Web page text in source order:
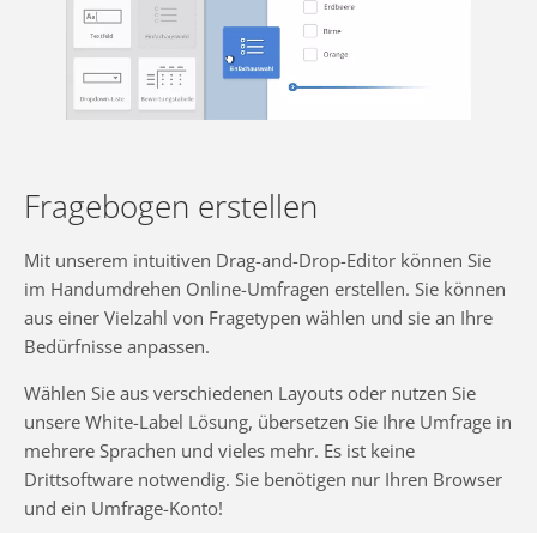
Fragebogen erstellen
Mit unserem intuitiven Drag-and-Drop-Editor können Sie
im Handumdrehen Online-Umfragen erstellen. Sie können
aus einer Vielzahl von Fragetypen wählen und sie an Ihre
Bedürfnisse anpassen.
Wählen Sie aus verschiedenen Layouts oder nutzen Sie
unsere White-Label Lösung, übersetzen Sie Ihre Umfrage in
mehrere Sprachen und vieles mehr. Es ist keine
Drittsoftware notwendig. Sie benötigen nur Ihren Browser
und ein Umfrage-Konto!